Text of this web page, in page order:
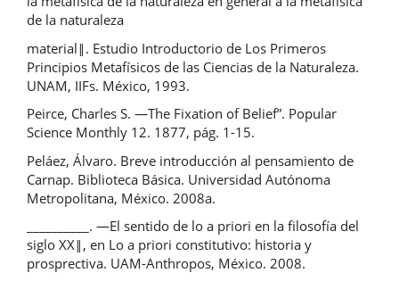
de la naturaleza
material‖. Estudio Introductorio de Los Primeros
Principios Metafísicos de las Ciencias de la Naturaleza.
UNAM, IIFs. México, 1993.
Peirce, Charles S. ―The Fixation of Belief”. Popular
Science Monthly 12. 1877, pág. 1-15.
Peláez, Álvaro. Breve introducción al pensamiento de
Carnap. Biblioteca Básica. Universidad Autónoma
Metropolitana, México. 2008a.
__________. ―El sentido de lo a priori en la filosofía del
siglo XX‖, en Lo a priori constitutivo: historia y
prosprectiva. UAM-Anthropos, México. 2008.